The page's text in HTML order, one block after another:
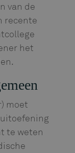
van de
recente
het
moet
te weten